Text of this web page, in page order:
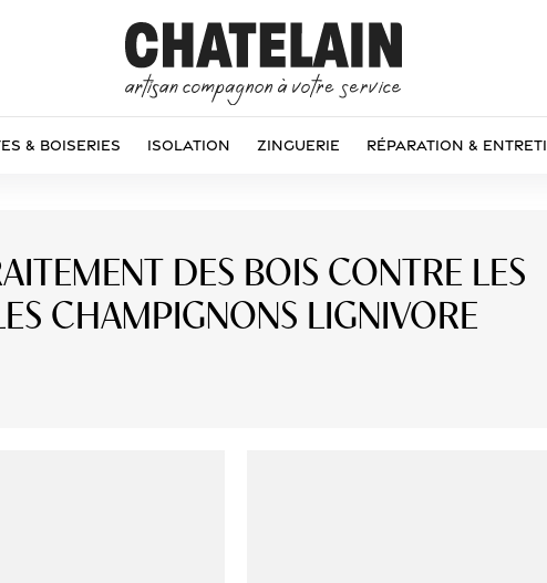
& Boiseries Isolation Zinguerie Réparation &
DES BOIS CONTRE LES
CHAMPIGNONS LIGNIVORE